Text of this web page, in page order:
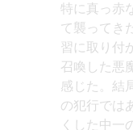
特に真っ赤
て襲ってき
習に取り付
召喚した悪
感じた。結
の犯行では
くした中一